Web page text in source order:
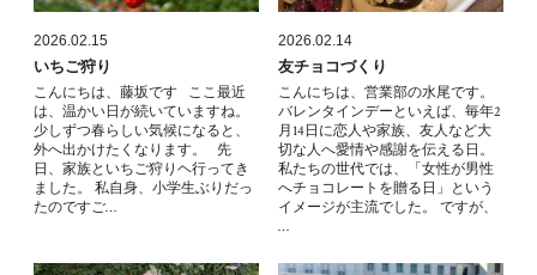
2026.02.15
いちご狩り
こんにちは、藤坂です ここ最近
は、温かい日が続いていますね。
少しずつ春らしい気候になると、
外へ出かけたくなります。 先
日、家族といちご狩りヘ行ってき
ました。 私自身、小学生ぶりだっ
たのですご…
2026.02.14
友チョコづくり
こんにちは、営業部の水尾です。
バレンタインデーといえば、毎年2
月14日に恋人や家族、友人など大
切な人へ愛情や感謝を伝える日。
私たちの世代では、「女性が男性
へチョコレートを贈る日」という
イメージが主流でした。 ですが、
…